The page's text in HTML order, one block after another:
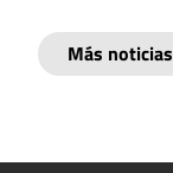
Más noticias